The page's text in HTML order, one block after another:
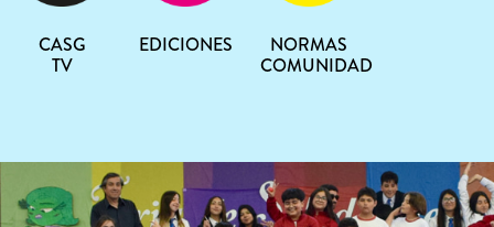
CASG
TV
EDICIONES
NORMAS
COMUNIDAD